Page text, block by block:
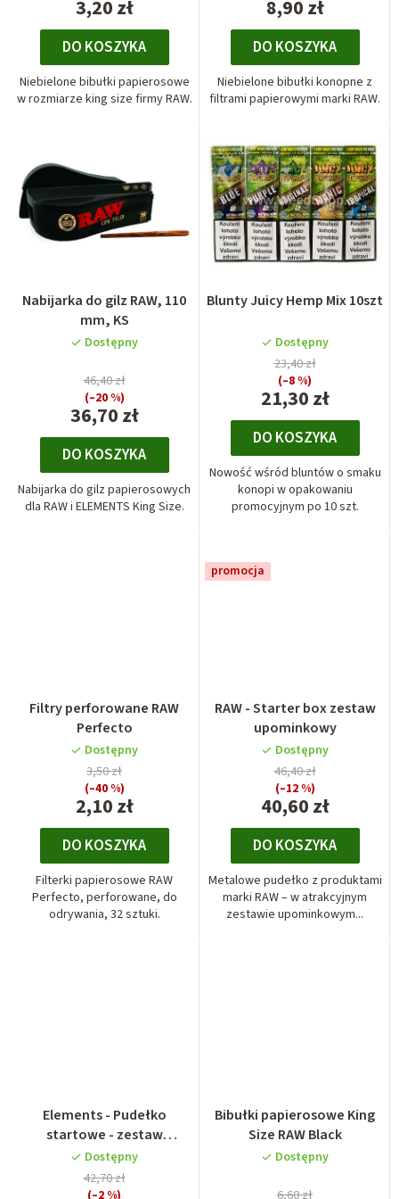
3,20 zł
DO KOSZYKA
Niebielone bibułki papierosowe
w rozmiarze king size firmy RAW.
8,90 zł
DO KOSZYKA
Niebielone bibułki konopne z
filtrami papierowymi marki RAW.
Nabijarka do gilz RAW, 110
mm, KS
Dostępny
36,70 zł
46,40 zł
(–20 %)
DO KOSZYKA
Nabijarka do gilz papierosowych
dla RAW i ELEMENTS King Size.
Blunty Juicy Hemp Mix 10szt
Dostępny
21,30 zł
23,40 zł
(–8 %)
DO KOSZYKA
Nowość wśród bluntów o smaku
konopi w opakowaniu
promocyjnym po 10 szt.
Filtry perforowane RAW
Perfecto
Dostępny
2,10 zł
3,50 zł
(–40 %)
DO KOSZYKA
Filterki papierosowe RAW
Perfecto, perforowane, do
odrywania, 32 sztuki.
promocja
RAW - Starter box zestaw
upominkowy
Dostępny
40,60 zł
46,40 zł
(–12 %)
DO KOSZYKA
Metalowe pudełko z produktami
marki RAW – w atrakcyjnym
zestawie upominkowym...
Elements - Pudełko
startowe - zestaw
upominkowy
Dostępny
42,70 zł
(–2 %)
Bibułki papierosowe King
Size RAW Black
Dostępny